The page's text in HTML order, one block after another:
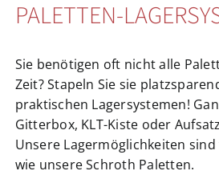
PALETTEN-
Sie benötigen oft nicht alle
Zeit? Stapeln Sie sie
praktischen Lagersystemen!
Gitterbox, KLT-Kiste oder
Unsere Lagermöglichkeiten
wie unsere Schroth Paletten.